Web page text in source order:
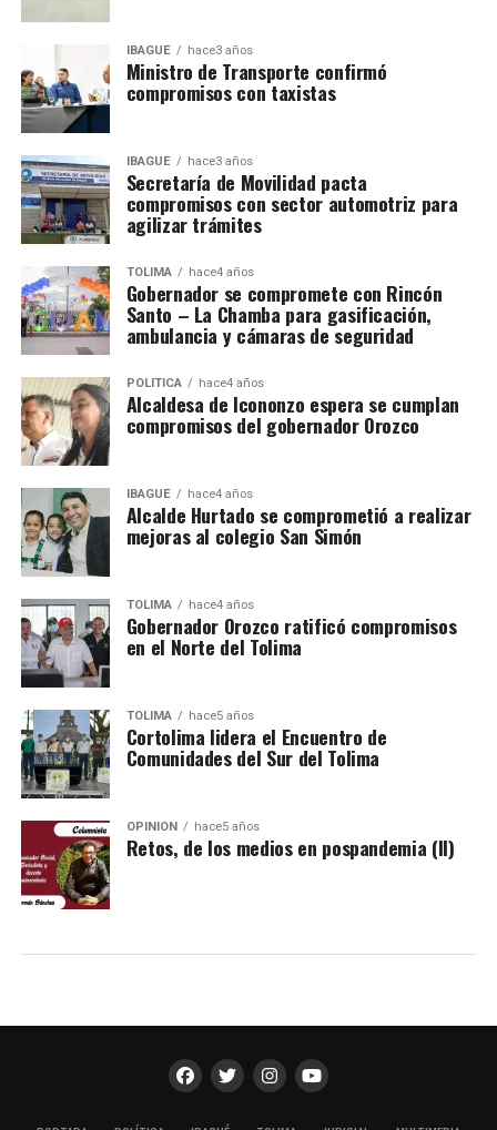
IBAGUÉ hace3 años
Ministro de Transporte confirmó
compromisos con taxistas
IBAGUÉ hace3 años
Secretaría de Movilidad pacta
compromisos con sector automotriz para
agilizar trámites
TOLIMA hace4 años
Gobernador se compromete con Rincón
Santo – La Chamba para gasificación,
ambulancia y cámaras de seguridad
POLÍTICA hace4 años
Alcaldesa de Icononzo espera se cumplan
compromisos del gobernador Orozco
IBAGUÉ hace4 años
Alcalde Hurtado se comprometió a realizar
mejoras al colegio San Simón
TOLIMA hace4 años
Gobernador Orozco ratificó compromisos
en el Norte del Tolima
TOLIMA hace5 años
Cortolima lidera el Encuentro de
Comunidades del Sur del Tolima
OPINIÓN hace5 años
Retos, de los medios en pospandemia (II)